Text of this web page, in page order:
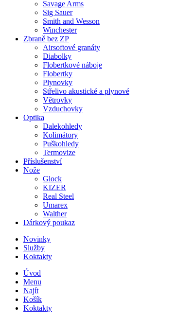
Savage Arms
Sig Sauer
Smith and Wesson
Winchester
Zbraně bez ZP
Airsoftové granáty
Diabolky
Flobertkové náboje
Flobertky
Plynovky
Střelivo akustické a plynové
Větrovky
Vzduchovky
Optika
Dalekohledy
Kolimátory
Puškohledy
Termovize
Příslušenství
Nože
Glock
KIZER
Real Steel
Umarex
Walther
Dárkový poukaz
Novinky
Služby
Koktakty
Úvod
Menu
Najít
Košík
Koktakty